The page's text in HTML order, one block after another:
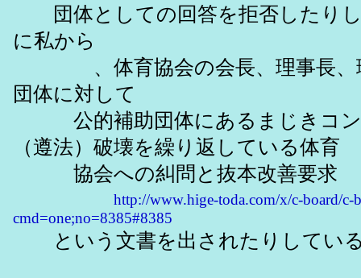
団体としての回答を拒否したりし
に私から
、体育協会の会長、理事長、
団体に対して
公的補助団体にあるまじきコン
（遵法）破壊を繰り返している体育
協会への糾問と抜本改善要求
http://www.hige-toda.com/x/c-board/c-
cmd=one;no=8385#8385
という文書を出されたりして